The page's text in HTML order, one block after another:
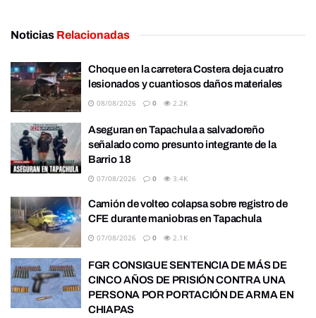
Noticias Relacionadas
Choque en la carretera Costera deja cuatro
lesionados y cuantiosos daños materiales
08/08/2026 0 2.2K
Aseguran en Tapachula a salvadoreño
señalado como presunto integrante de la
Barrio 18
07/08/2026 0 3.4K
Camión de volteo colapsa sobre registro de
CFE durante maniobras en Tapachula
07/08/2026 0 2.1K
FGR CONSIGUE SENTENCIA DE MÁS DE
CINCO AÑOS DE PRISIÓN CONTRA UNA
PERSONA POR PORTACIÓN DE ARMA EN
CHIAPAS